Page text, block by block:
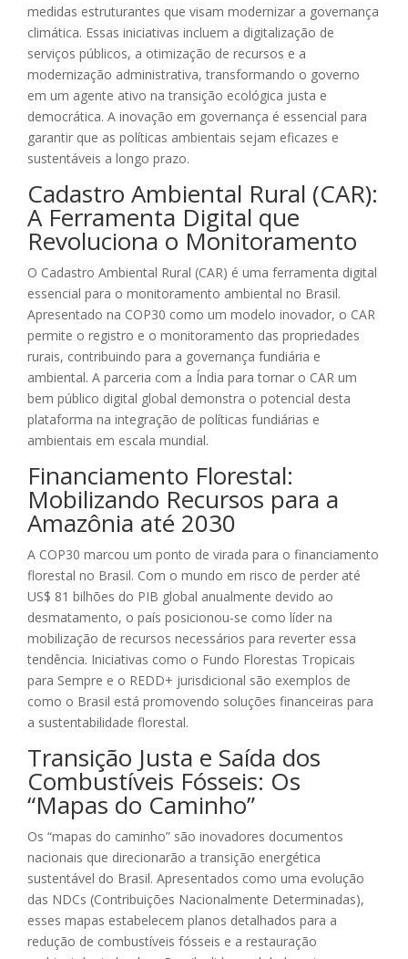
medidas estruturantes que visam modernizar a governança
climática. Essas iniciativas incluem a digitalização de
serviços públicos, a otimização de recursos e a
modernização administrativa, transformando o governo
em um agente ativo na transição ecológica justa e
democrática. A inovação em governança é essencial para
garantir que as políticas ambientais sejam eficazes e
sustentáveis a longo prazo.
Cadastro Ambiental Rural (CAR):
A Ferramenta Digital que
Revoluciona o Monitoramento
O Cadastro Ambiental Rural (CAR) é uma ferramenta digital
essencial para o monitoramento ambiental no Brasil.
Apresentado na COP30 como um modelo inovador, o CAR
permite o registro e o monitoramento das propriedades
rurais, contribuindo para a governança fundiária e
ambiental. A parceria com a Índia para tornar o CAR um
bem público digital global demonstra o potencial desta
plataforma na integração de políticas fundiárias e
ambientais em escala mundial.
Financiamento Florestal:
Mobilizando Recursos para a
Amazônia até 2030
A COP30 marcou um ponto de virada para o financiamento
florestal no Brasil. Com o mundo em risco de perder até
US$ 81 bilhões do PIB global anualmente devido ao
desmatamento, o país posicionou-se como líder na
mobilização de recursos necessários para reverter essa
tendência. Iniciativas como o Fundo Florestas Tropicais
para Sempre e o REDD+ jurisdicional são exemplos de
como o Brasil está promovendo soluções financeiras para
a sustentabilidade florestal.
Transição Justa e Saída dos
Combustíveis Fósseis: Os
“Mapas do Caminho”
Os “mapas do caminho” são inovadores documentos
nacionais que direcionarão a transição energética
sustentável do Brasil. Apresentados como uma evolução
das NDCs (Contribuições Nacionalmente Determinadas),
esses mapas estabelecem planos detalhados para a
redução de combustíveis fósseis e a restauração